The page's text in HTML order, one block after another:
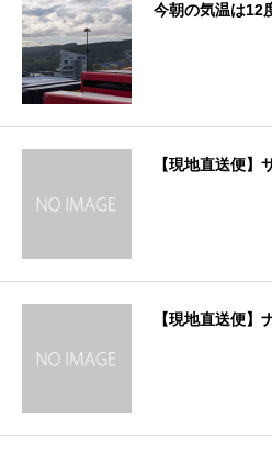
今朝の気温は12
【現地直送便】
【現地直送便】